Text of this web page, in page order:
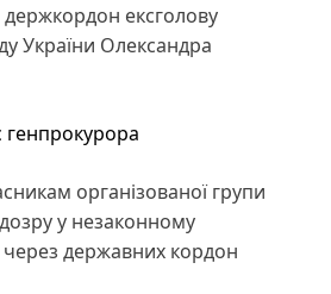
ексголову
України Олександра
генпрокурора
організованої групи
у незаконному
через державних кордон